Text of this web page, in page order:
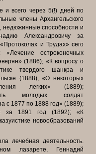
и всего через 5(!) дней по
члены Архангельского
недюжинные способности и
Александровичу за
и Трудах» сего
остроконечных
(1886); «К вопросу о
твердого шанкра и
(1888); «О некоторых
легких» (1889);
молодых солдат
с 1877 по 1888 год» (1889);
за 1891 год (1892); «К
новообразований
лечебная деятельность.
лазарете, Геннадий